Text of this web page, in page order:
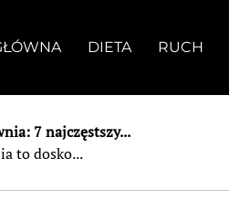
DIETA RUCH
7 najczęstszy...
to dosko...